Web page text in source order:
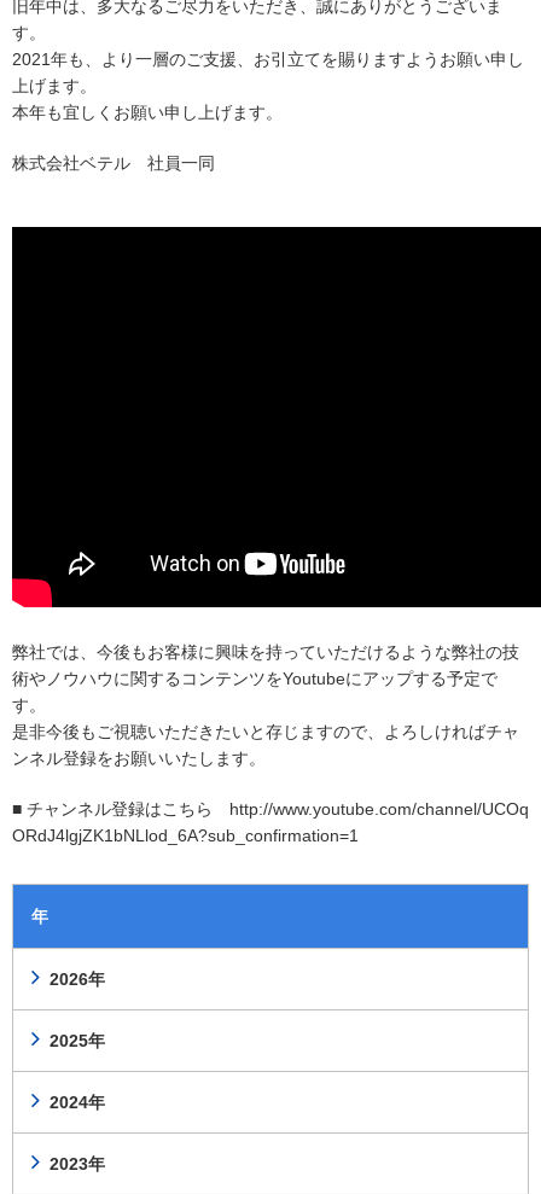
旧年中は、多大なるご尽力をいただき、誠にありがとうございま
す。
2021年も、より一層のご支援、お引立てを賜りますようお願い申し
上げます。
本年も宜しくお願い申し上げます。
株式会社ベテル 社員一同
弊社では、今後もお客様に興味を持っていただけるような弊社の技
術やノウハウに関するコンテンツをYoutubeにアップする予定で
す。
是非今後もご視聴いただきたいと存じますので、よろしければチャ
ンネル登録をお願いいたします。
■ チャンネル登録はこちら http://www.youtube.com/channel/UCOq
ORdJ4lgjZK1bNLlod_6A?sub_confirmation=1
年
2026年
2025年
2024年
2023年